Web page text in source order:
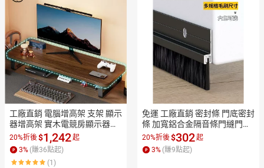
工廠直銷 電腦增高架 支架 顯示
器增高架 實木電競房顯示器增
高架 托架 底座墊高支架 桌面收
納架 辦公桌置物架
20%折後$1,242起
3% (賺36點起)
(1)
免運 工廠直銷 密封條 門底密封
條 加寬鋁合金隔音條門縫門底
密封條防風防塵條防蟲毛刷門
擋門下縫隙店長推薦/特惠 工廠
現貨出 特價出 全館折扣 售後保
20%折後$302起
3% (賺9點起)